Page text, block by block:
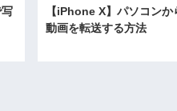
【iPhone X】パソコンか
動画を転送する方法